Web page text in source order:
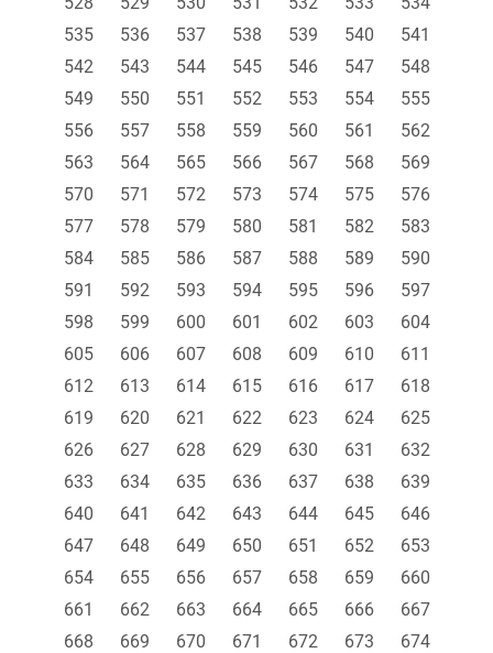
535
536 537 538 539 540
541
542
543 544 545 546 547
548
549
550 551 552 553 554
555
556
557 558 559 560 561
562
563
564 565 566 567 568
569
570
571 572 573 574 575
576
577
578 579 580 581 582
583
584
585 586 587 588 589
590
591
592 593 594 595 596
597
598
599 600 601 602 603
604
605
606 607 608 609 610
611
612
613 614 615 616 617
618
619
620 621 622 623 624
625
626
627 628 629 630 631
632
633
634 635 636 637 638
639
640
641 642 643 644 645
646
647
648 649 650 651 652
653
654
655 656 657 658 659
660
661
662 663 664 665 666
667
668
669 670 671 672 673
674